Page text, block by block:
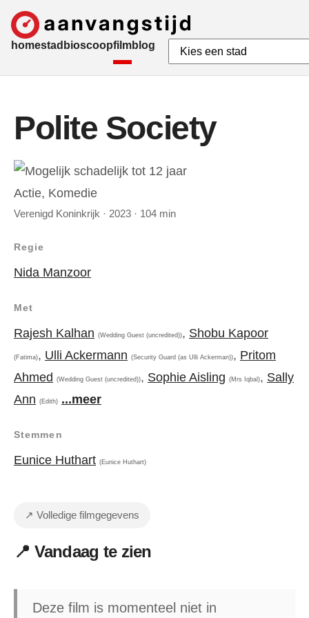
homestad bioscoopfilmblog
Polite Society
Actie, Komedie
Verenigd Koninkrijk · 2023 · 104 min
Regie
Nida Manzoor
Met
Rajesh Kalhan (Wedding Guest (uncredited)), Shobu Kapoor
(Fatima), Ulli Ackermann (Security Guard (as Ulli Ackerman)), Pritom
Ahmed
(Wedding Guest (uncredited)), Sophie Aisling (Mrs Iqbal), Sally
Ann (Edith) ...meer
Stemmen
Eunice Huthart (Eunice Huthart)
↗ Volledige filmgegevens
📍 Vandaag te zien
Deze film is momenteel niet in